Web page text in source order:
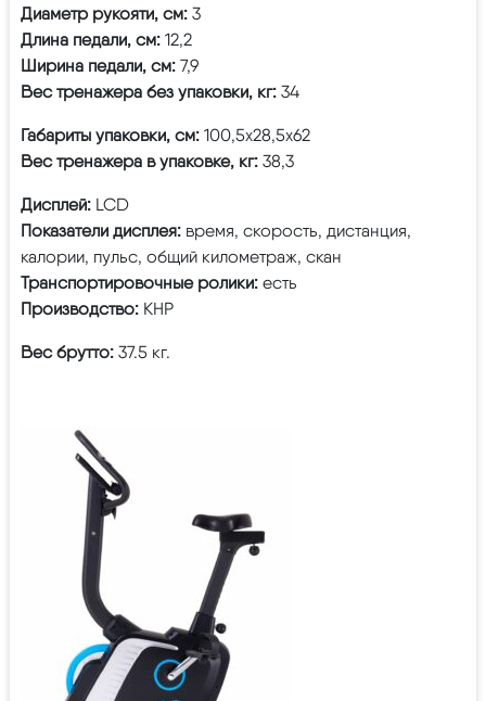
Диаметр рукояти, см: 3
Длина педали, см: 12,2
Ширина педали, см: 7,9
Вес тренажера без упаковки, кг: 34
Габариты упаковки, см: 100,5х28,5х62
Вес тренажера в упаковке, кг: 38,3
Дисплей: LCD
Показатели дисплея: время, скорость, дистанция,
калории, пульс, общий километраж, скан
Транспортировочные ролики: есть
Производство: КНР
Вес брутто: 37.5 кг.